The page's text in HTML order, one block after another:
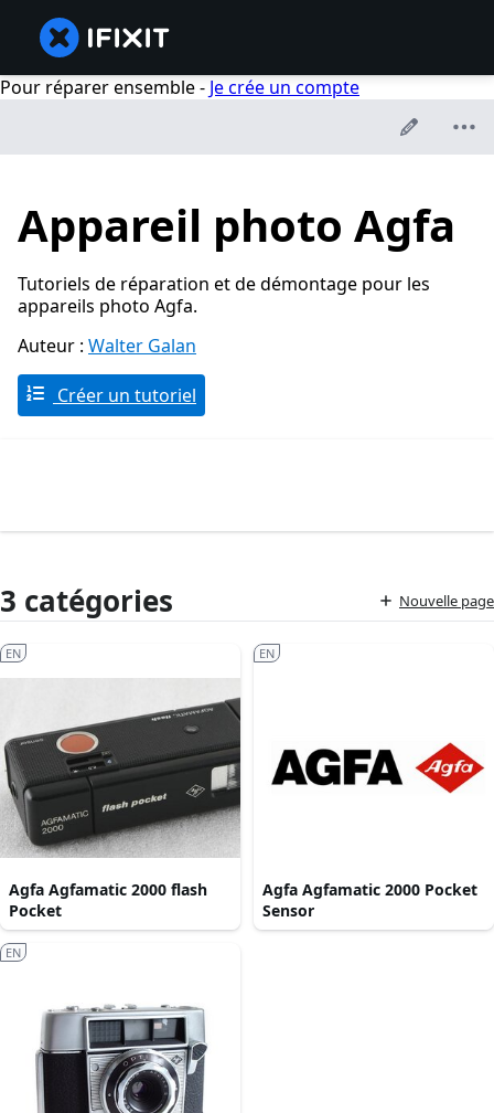
Pour réparer ensemble - Je crée un compte
Appareil photo Agfa
Tutoriels de réparation et de démontage pour les
appareils photo Agfa.
Auteur : Walter Galan
Créer un tutoriel
3 catégories Nouvelle page
Agfa Agfamatic 2000 flash
Pocket
EN
Agfa Agfamatic 2000 Pocket
Sensor
EN
EN